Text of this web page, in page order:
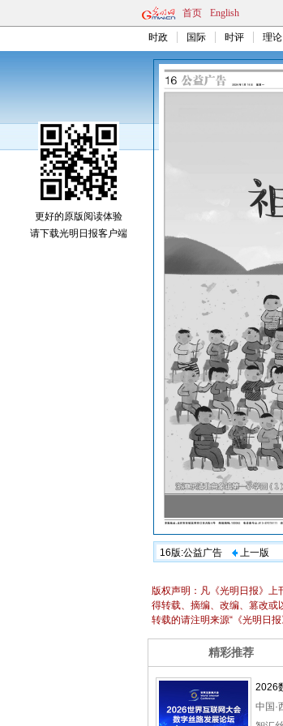
首页 English
时政 国际 时评 理论
16版:公益广告 上一版
更好的原版阅读体验
请下载光明日报客户端